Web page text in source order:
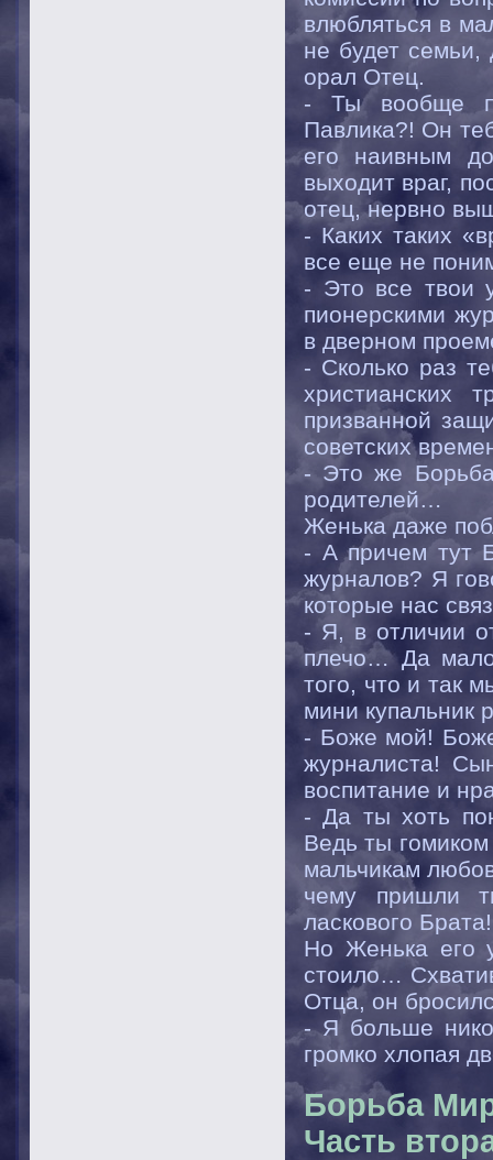
влюбляться в
не будет семьи,
орал Отец.
- Ты вообще
Павлика?! Он
его наивным
выходит враг,
отец, нервно
- Каких таких
все еще не
- Это все твои
пионерскими
в дверном
- Сколько раз
христианских
призванной
советских
- Это же
родителей…
Женька даже
- А причем тут
журналов? Я
которые нас
- Я, в отличии
плечо… Да
того, что и так
мини купальник
- Боже мой!
журналиста!
воспитание и
- Да ты хоть
Ведь ты
мальчикам
чему пришли
ласкового Брата!
Но Женька его
стоило…
Отца, он
- Я больше
громко хлопая
Борьба
Часть